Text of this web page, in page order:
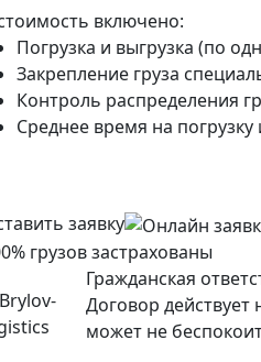
включено:
Погрузка и выгрузка (по
Закрепление груза
Контроль распределения
Среднее время на погрузку
заявку
грузов застрахованы
Гражданская
Договор
может не